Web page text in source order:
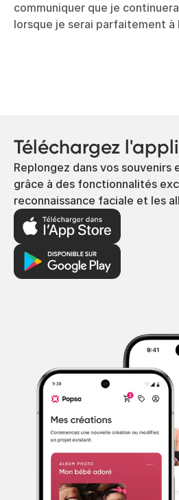
communiquer que je
lorsque je serai parfaitement à
Téléchargez
Replongez dans vos
grâce à des fonctionnalités
reconnaissance faciale et les